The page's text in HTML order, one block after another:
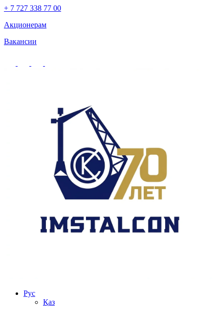
+ 7 727 338 77 00
Акционерам
Вакансии
Рус
Қаз